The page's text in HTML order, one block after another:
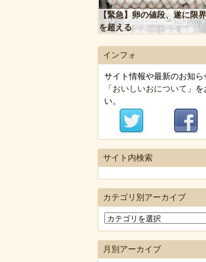
【緊急】卵の値段、遂に限界
を超える
インフォ
サイト情報や最新のお知ら
「おいしいおについて 」
い。
サイト内検索
カテゴリ別アーカイブ
月別アーカイブ